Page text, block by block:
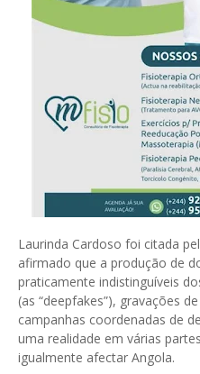
Laurinda Cardoso foi citada
afirmado que a produção de
praticamente indistinguíveis
(as “deepfakes”), gravações
campanhas coordenadas de
uma realidade em várias
igualmente afectar Angola.